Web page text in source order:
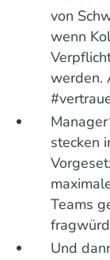
von
wenn
werden.
stecken
Teams
Und